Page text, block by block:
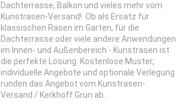
Dachterrasse, Balkon und vieles mehr vom
Kunstrasen-Versand! Ob als Ersatz für
klassischen Rasen im Garten, für die
Dachterrasse oder viele andere Anwendungen
im Innen- und Außenbereich - Kunstrasen ist
die perfekte Lösung. Kostenlose Muster,
individuelle Angebote und optionale Verlegung
runden das Angebot vom Kunstrasen-
Versand / Kerkhoff Grün ab.